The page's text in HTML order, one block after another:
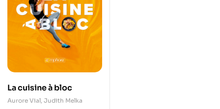
La cuisine à bloc
Aurore Vial, Judith Melka